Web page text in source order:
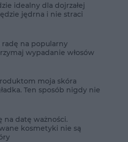
idealny dla dojrzałej
jędrna i nie straci
radę na popularny
wypadanie włosów
moja skóra
Ten sposób nigdy nie
na datę ważności.
kosmetyki nie są